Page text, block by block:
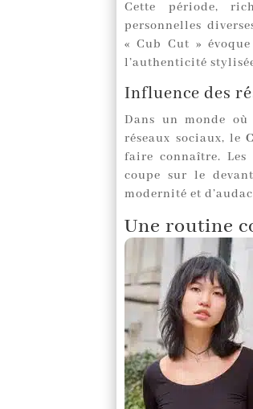
Cette période,
personnelles
« Cub Cut »
l’authenticité
Influence des
Dans un monde où
réseaux sociaux, le
faire connaître. Les
coupe sur le
modernité et
Une routine